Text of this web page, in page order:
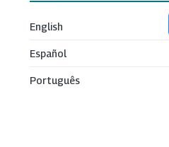
English
Español
Português